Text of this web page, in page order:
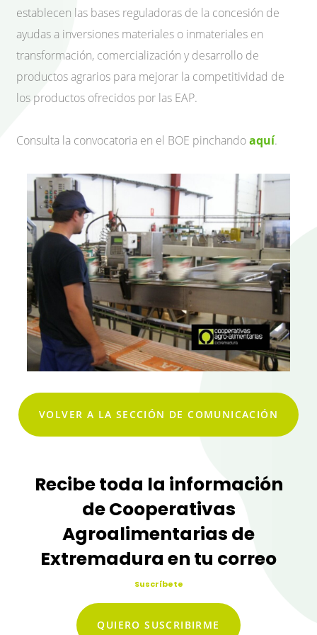
establecen las bases reguladoras de la concesión de
ayudas a inversiones materiales o inmateriales en
transformación, comercialización y desarrollo de
productos agrarios para mejorar la competitividad de
los productos ofrecidos por las EAP.
Consulta la convocatoria en el BOE pinchandoaquí.
VOLVER A LA SECCIÓN DE COMUNICACIÓN
Recibe toda la información
de Cooperativas
Agroalimentarias de
Extremadura en tu correo
Suscríbete
QUIERO SUSCRIBIRME